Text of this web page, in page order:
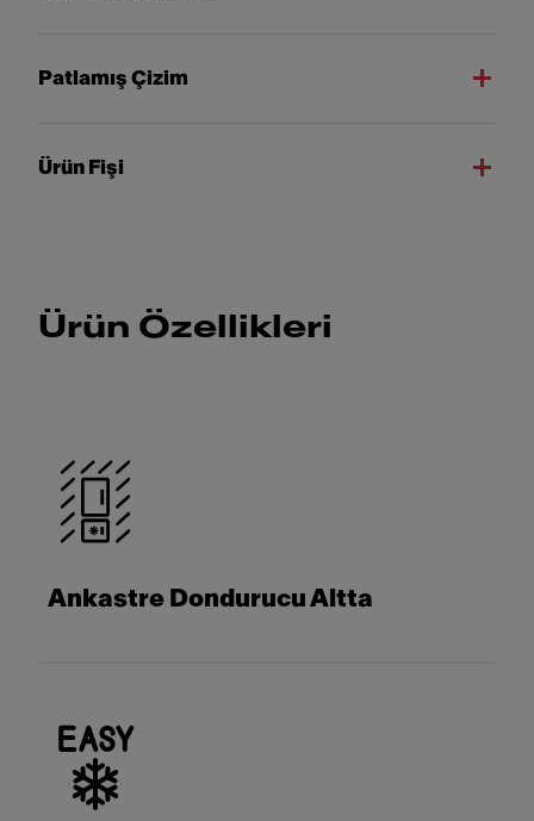
Patlamış Çizim
Ürün Fişi
Ürün Özellikleri
Ankastre Dondurucu Altta